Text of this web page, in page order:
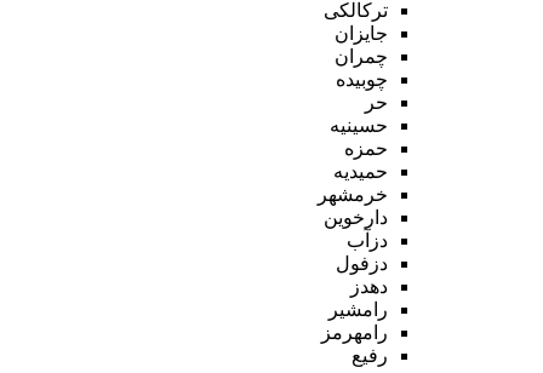
ترکالکی
جایزان
چمران
چوبیده
حر
حسینیه
حمزه
حمیدیه
خرمشهر
دارخوین
دزآب
دزفول
دهدز
رامشیر
رامهرمز
رفیع